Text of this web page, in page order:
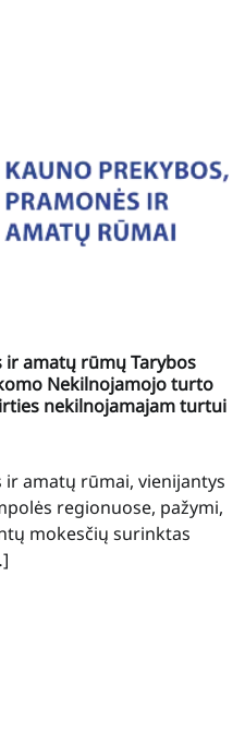
amatų rūmų Tarybos
Nekilnojamojo turto
nekilnojamajam turtui
amatų rūmai, vienijantys
regionuose, pažymi,
mokesčių surinktas